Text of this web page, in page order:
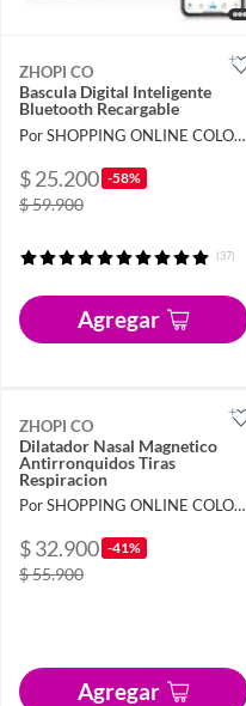
ZHOPI CO
Bascula Digital Inteligente
Bluetooth Recargable
Por SHOPPING ONLINE COLOMBIA SAS
$ 25.200 -58%
$ 59.900
(37)
Agregar
ZHOPI CO
Dilatador Nasal Magnetico
Antirronquidos Tiras
Respiracion
Por SHOPPING ONLINE COLOMBIA SAS
$ 32.900 -41%
$ 55.900
Agregar